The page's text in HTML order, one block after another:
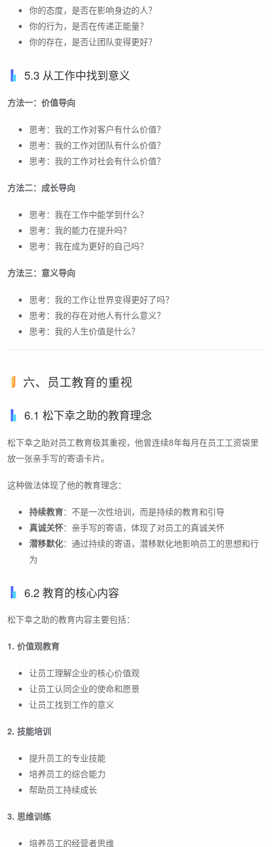
你的态度，是否在影响身边的人？
你的行为，是否在传递正能量？
你的存在，是否让团队变得更好？
5.3 从工作中找到意义
方法一：价值导向
思考：我的工作对客户有什么价值？
思考：我的工作对团队有什么价值？
思考：我的工作对社会有什么价值？
方法二：成长导向
思考：我在工作中能学到什么？
思考：我的能力在提升吗？
思考：我在成为更好的自己吗？
方法三：意义导向
思考：我的工作让世界变得更好了吗？
思考：我的存在对他人有什么意义？
思考：我的人生价值是什么？
六、员工教育的重视
6.1 松下幸之助的教育理念
松下幸之助对员工教育极其重视，他曾连续8年每月在员工工资袋里
放一张亲手写的寄语卡片。
这种做法体现了他的教育理念：
持续教育：不是一次性培训，而是持续的教育和引导
真诚关怀：亲手写的寄语，体现了对员工的真诚关怀
潜移默化：通过持续的寄语，潜移默化地影响员工的思想和行
为
6.2 教育的核心内容
松下幸之助的教育内容主要包括：
1. 价值观教育
让员工理解企业的核心价值观
让员工认同企业的使命和愿景
让员工找到工作的意义
2. 技能培训
提升员工的专业技能
培养员工的综合能力
帮助员工持续成长
3. 思维训练
培养员工的经营者思维